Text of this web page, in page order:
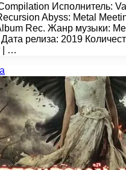
Исполнитель:
Abyss: Metal
Rec. Жанр музыки:
релиза: 2019
| …